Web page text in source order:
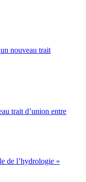
trait d’union entre